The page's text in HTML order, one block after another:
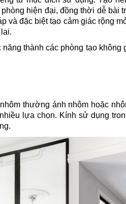
hiện đại, đồng thời dễ bài
và đặc biệt tạo cảm giác rộng
thành các phòng tạo không
thường ánh nhôm hoặc
lựa chọn. Kính sử dụng